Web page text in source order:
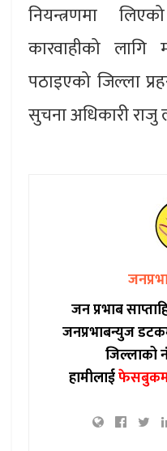
नियन्त्रणमा
कारवाहीको लागि
पठाइएको जिल्ला
सुचना अधिकारी राजु
जन प्रभाब
जनप्रभाबन्युज
जिल्लाको
हामीलाई